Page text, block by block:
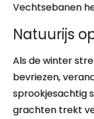
Vechtsebanen
Natuurijs
Als de winter
bevriezen,
sprookjesachtig
grachten trekt